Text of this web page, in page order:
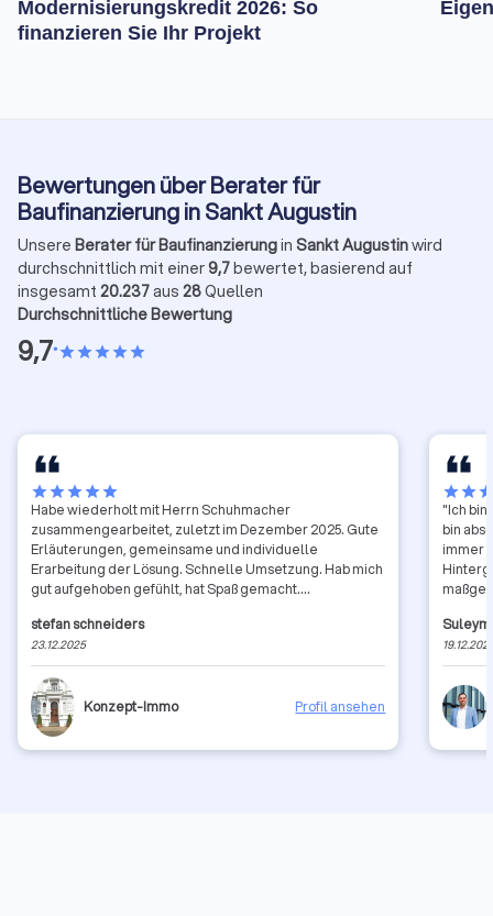
Modernisierungskredit 2026: So
finanzieren Sie Ihr Projekt
Bewertungen über Berater für
Baufinanzierung in Sankt Augustin
Unsere Berater für Baufinanzierungin Sankt Augustinwird
durchschnittlich mit einer9,7bewertet, basierend auf
insgesamt 20.237aus 28Quellen
Durchschnittliche Bewertung
9,7•starstarstarstarstar
starstarstarstarstar
Habe wiederholt mit Herrn Schuhmacher
zusammengearbeitet, zuletzt im Dezember 2025. Gute
Erläuterungen, gemeinsame und individuelle
Erarbeitung der Lösung. Schnelle Umsetzung. Hab mich
gut aufgehoben gefühlt, hat Spaß gemacht.
stefan schneiders
23.12.2025
Konzept-Immo Profil ansehen
starstar
"Ich bin
bin
immer
fühle
und